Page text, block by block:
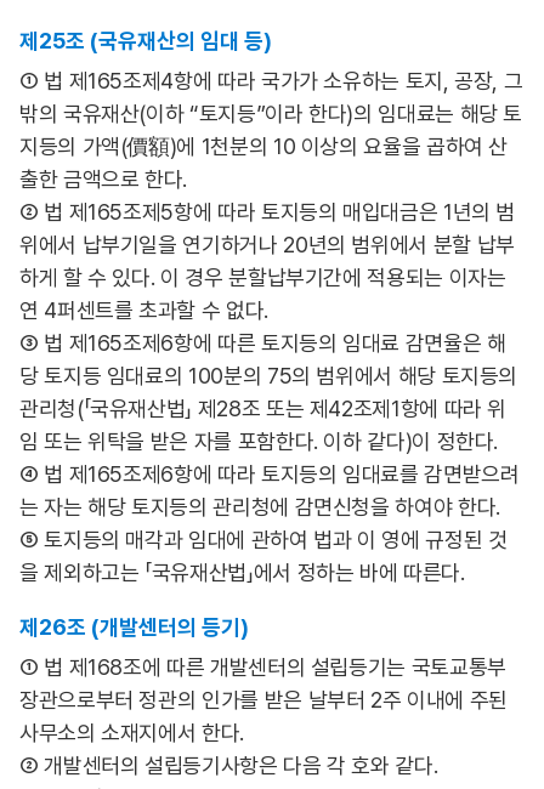
제25조 (국유재산의 임대 등)
① 법 제165조제4항에 따라 국가가 소유하는 토지, 공장, 그
밖의 국유재산(이하 “토지등”이라 한다)의 임대료는 해당 토
지등의 가액(價額)에 1천분의 10 이상의 요율을 곱하여 산
출한 금액으로 한다.
② 법 제165조제5항에 따라 토지등의 매입대금은 1년의 범
위에서 납부기일을 연기하거나 20년의 범위에서 분할 납부
하게 할 수 있다. 이 경우 분할납부기간에 적용되는 이자는
연 4퍼센트를 초과할 수 없다.
③ 법 제165조제6항에 따른 토지등의 임대료 감면율은 해
당 토지등 임대료의 100분의 75의 범위에서 해당 토지등의
관리청(「국유재산법」 제28조 또는 제42조제1항에 따라 위
임 또는 위탁을 받은 자를 포함한다. 이하 같다)이 정한다.
④ 법 제165조제6항에 따라 토지등의 임대료를 감면받으려
는 자는 해당 토지등의 관리청에 감면신청을 하여야 한다.
⑤ 토지등의 매각과 임대에 관하여 법과 이 영에 규정된 것
을 제외하고는 「국유재산법」에서 정하는 바에 따른다.
제26조 (개발센터의 등기)
① 법 제168조에 따른 개발센터의 설립등기는 국토교통부
장관으로부터 정관의 인가를 받은 날부터 2주 이내에 주된
사무소의 소재지에서 한다.
② 개발센터의 설립등기사항은 다음 각 호와 같다.